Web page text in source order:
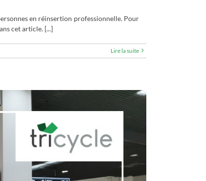
en réinsertion professionnelle. Pour
cet article. [...]
Lire la suite